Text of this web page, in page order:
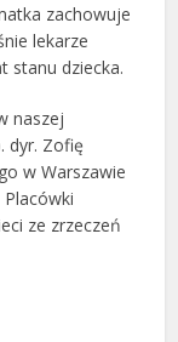
zachowuje
lekarze
stanu dziecka.
naszej
dyr. Zofię
w Warszawie
ze zrzeczeń